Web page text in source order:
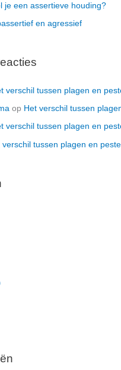
je een assertieve houding?
en agressief
verschil tussen plagen en
op Het verschil tussen
verschil tussen plagen en
verschil tussen plagen en